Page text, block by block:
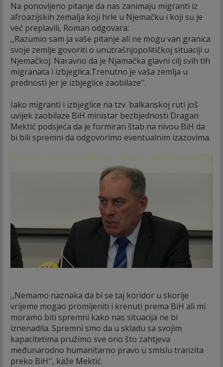
Na ponovljeno pitanje da nas zanimaju migranti iz
afroazijskih zemalja koji hrle u Njemačku i koji su je
već preplavili, Roman odgovara:
,,Razumio sam ja vaše pitanje ali ne mogu van granica
svoje zemlje govoriti o unutrašnjopolitičkoj situaciji u
Njemačkoj. Naravno da je Njamačka glavni cilj svih tih
migranata i izbjeglica.Trenutno je vaša zemlja u
prednosti jer je izbjeglice zaobilaze''.
Iako migranti i izbjeglice na tzv. balkanskoj ruti još
uvijek zaobilaze BiH ministar bezbjednosti Dragan
Mektić podsjeća da je formiran štab na nivou BiH da
bi bili spremni da odgovorimo eventualnim izazovima.
,,Nemamo naznaka da bi se taj koridor u skorije
vrijeme mogao promijeniti i krenuti prema BiH ali mi
moramo biti spremni kako nas situacija ne bi
iznenadila. Spremni smo da u skladu sa svojim
kapacitetima pružimo sve ono što zahtjeva
međunarodno humanitarno pravo u smislu tranzita
preko BiH'', kaže Mektić.